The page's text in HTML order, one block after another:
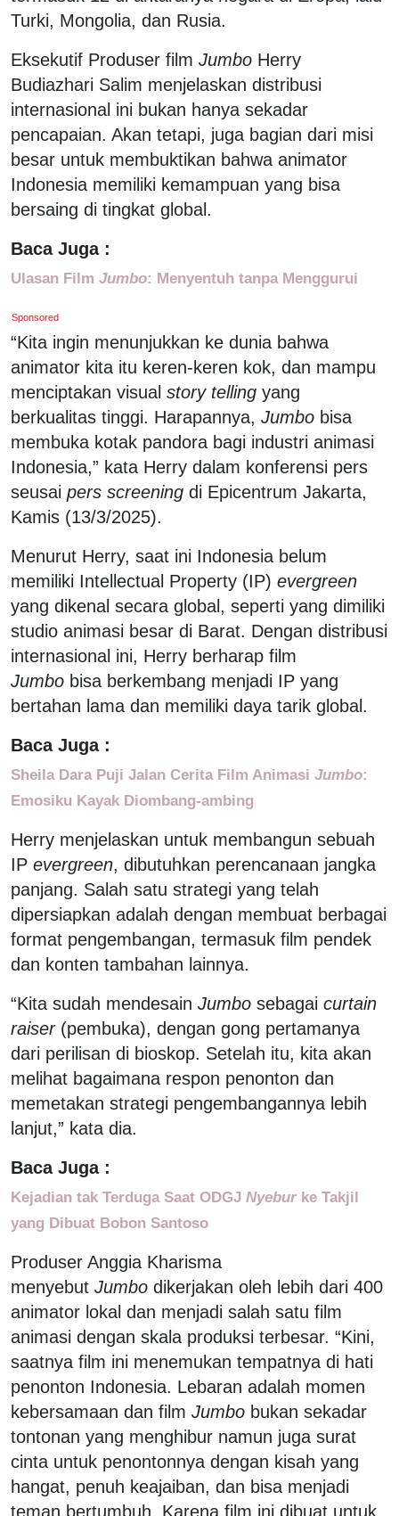
Turki, Mongolia, dan Rusia.
Eksekutif Produser film Jumbo Herry
Budiazhari Salim menjelaskan distribusi
internasional ini bukan hanya sekadar
pencapaian. Akan tetapi, juga bagian dari misi
besar untuk membuktikan bahwa animator
Indonesia memiliki kemampuan yang bisa
bersaing di tingkat global.
Baca Juga :
Ulasan Film Jumbo: Menyentuh tanpa Menggurui
Sponsored
“Kita ingin menunjukkan ke dunia bahwa
animator kita itu keren-keren kok, dan mampu
menciptakan visual story telling yang
berkualitas tinggi. Harapannya, Jumbo bisa
membuka kotak pandora bagi industri animasi
Indonesia,” kata Herry dalam konferensi pers
seusai pers screening di Epicentrum Jakarta,
Kamis (13/3/2025).
Menurut Herry, saat ini Indonesia belum
memiliki Intellectual Property (IP) evergreen
yang dikenal secara global, seperti yang dimiliki
studio animasi besar di Barat. Dengan distribusi
internasional ini, Herry berharap film
Jumbo bisa berkembang menjadi IP yang
bertahan lama dan memiliki daya tarik global.
Baca Juga :
Sheila Dara Puji Jalan Cerita Film Animasi Jumbo:
Emosiku Kayak Diombang-ambing
Herry menjelaskan untuk membangun sebuah
IP evergreen, dibutuhkan perencanaan jangka
panjang. Salah satu strategi yang telah
dipersiapkan adalah dengan membuat berbagai
format pengembangan, termasuk film pendek
dan konten tambahan lainnya.
“Kita sudah mendesain Jumbo sebagai curtain
raiser (pembuka), dengan gong pertamanya
dari perilisan di bioskop. Setelah itu, kita akan
melihat bagaimana respon penonton dan
memetakan strategi pengembangannya lebih
lanjut,” kata dia.
Baca Juga :
Kejadian tak Terduga Saat ODGJ Nyeburke Takjil
yang Dibuat Bobon Santoso
Produser Anggia Kharisma
menyebut Jumbo dikerjakan oleh lebih dari 400
animator lokal dan menjadi salah satu film
animasi dengan skala produksi terbesar. “Kini,
saatnya film ini menemukan tempatnya di hati
penonton Indonesia. Lebaran adalah momen
kebersamaan dan film Jumbo bukan sekadar
tontonan yang menghibur namun juga surat
cinta untuk penontonnya dengan kisah yang
hangat, penuh keajaiban, dan bisa menjadi
teman bertumbuh. Karena film ini dibuat untuk